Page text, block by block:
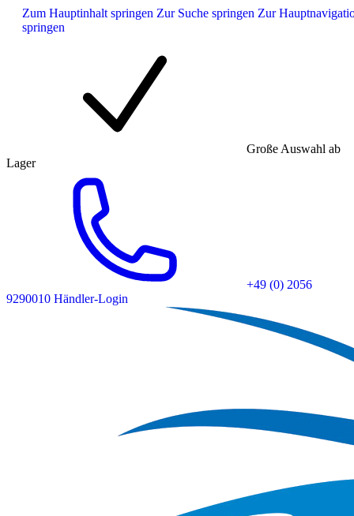
Zum Hauptinhalt springen Zur Suche springen Zur
springen
Große Auswahl ab
Lager
+49 (0) 2056
9290010 Händler-Login